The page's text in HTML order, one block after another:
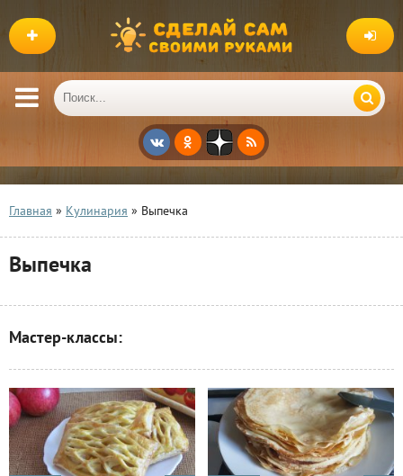
Главная » Кулинария » Выпечка
Выпечка
Мастер-классы: